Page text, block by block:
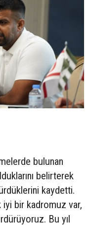
bulunan
belirterek
kaydetti.
bir kadromuz var,
Bu yıl